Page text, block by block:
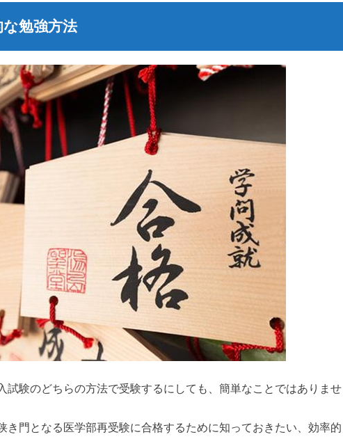
勉強方法
試験のどちらの方法で受験するにしても、簡単なことではありませ
き門となる医学部再受験に合格するために知っておきたい、効率的